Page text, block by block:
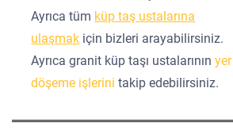
Ayrıca tüm küp taş ustalarına
ulaşmak için bizleri arayabilirsiniz.
Ayrıca granit küp taşı ustalarının yer
döşeme işlerini takip edebilirsiniz.